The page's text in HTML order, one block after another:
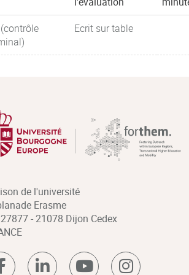
Ecrit sur table
de l'université
Erasme
- 21078 Dijon Cedex